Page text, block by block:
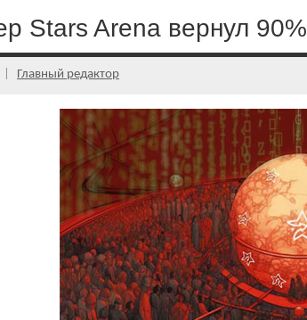
Stars Arena вернул
Главный редактор